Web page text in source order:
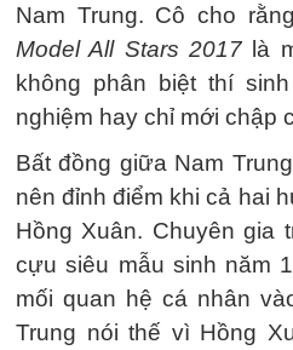
Nam Trung. Cô cho
Model All Stars 2017là
không phân biệt thí
nghiệm hay chỉ mới chập
Bất đồng giữa Nam
nên đỉnh điểm khi cả hai
Hồng Xuân. Chuyên gia
cựu siêu mẫu sinh năm
mối quan hệ cá nhân
Trung nói thế vì Hồng